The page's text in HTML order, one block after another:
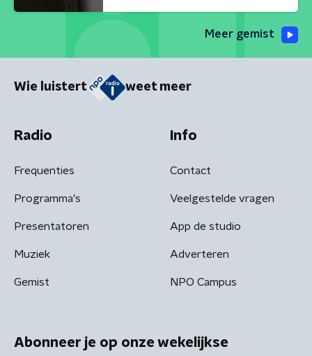
Meer gemist
Wie luistert weet meer
Radio
Frequenties
Programma's
Presentatoren
Muziek
Gemist
Info
Contact
Veelgestelde vragen
App de studio
Adverteren
NPO Campus
Abonneer je op onze wekelijkse